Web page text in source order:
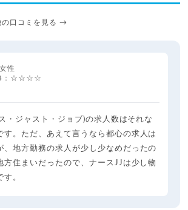
口コミを見る →
性
4：☆☆☆☆
・ジャスト・ジョブ)の求人数はそれな
す。ただ、あえて言うなら都心の求人は
、地方勤務の求人が少し少なめだったの
方住まいだったので、ナースJJは少し物
す。